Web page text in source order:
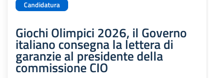
Candidatura
Giochi Olimpici 2026, il Governo
italiano consegna la lettera di
garanzie al presidente della
commissione CIO